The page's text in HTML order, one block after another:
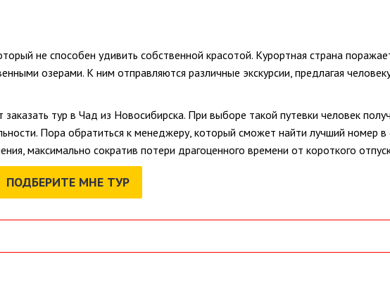
не способен удивить собственной красотой. Курортная страна
озерами. К ним отправляются различные экскурсии, предлагая
тур в Чад из Новосибирска. При выборе такой путевки человек
Пора обратиться к менеджеру, который сможет найти лучший номер в
максимально сократив потери драгоценного времени от короткого
ПОДБЕРИТЕ МНЕ ТУР